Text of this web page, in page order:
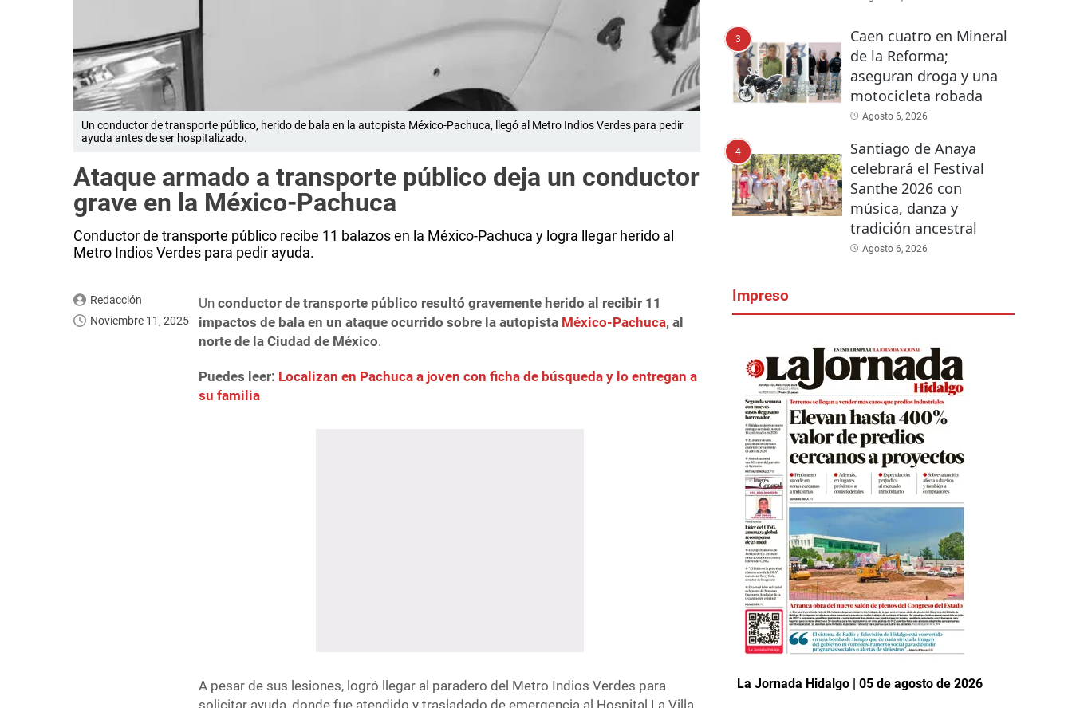
Un conductor de transporte público, herido de bala en la autopista México-Pachuca, llegó al Metro Indios Verdes para pedir
ayuda antes de ser hospitalizado.
Ataque armado a transporte público deja un conductor
grave en la México-Pachuca
Conductor de transporte público recibe 11 balazos en la México-Pachuca y logra llegar herido al
Metro Indios Verdes para pedir ayuda.
Redacción
Noviembre 11, 2025
Unconductor de transporte público resultó gravemente herido al recibir 11
impactos de bala en un ataque ocurrido sobre la autopista México-Pachuca, al
norte de la Ciudad de México.
Puedes leer: Localizan en Pachuca a joven con ficha de búsqueda y lo entregan a
su familia
A pesar de sus lesiones, logró llegar al paradero del Metro Indios Verdes para
3
Caen cuatro en Mineral
de la Reforma;
aseguran droga y una
motocicleta robada
Agosto 6, 2026
4
Santiago de Anaya
celebrará el Festival
Santhe 2026 con
música, danza y
tradición ancestral
Agosto 6, 2026
Impreso
La Jornada Hidalgo | 05 de agosto de 2026